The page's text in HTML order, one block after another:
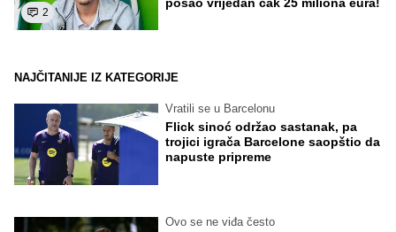
2
NAJČITANIJE IZ KATEGORIJE
Vratili se u Barcelonu
Flick sinoć održao sastanak, pa
trojici igrača Barcelone saopštio da
napuste pripreme
Ovo se ne viđa često